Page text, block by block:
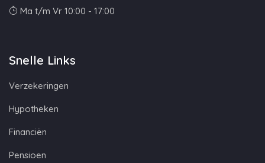
Ma t/m Vr 10:00 - 17:00
Snelle Links
Verzekeringen
Hypotheken
Financiën
Pensioen